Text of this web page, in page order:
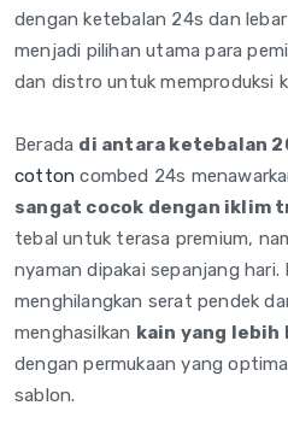
dengan ketebalan 24s dan
menjadi pilihan utama para
dan distro untuk memproduksi
Berada di antara ketebalan
cottoncombed 24s
sangat cocok dengan iklim
tebal untuk terasa premium,
nyaman dipakai sepanjang hari.
menghilangkan serat pendek
menghasilkan kain yang lebih
dengan permukaan yang
sablon.